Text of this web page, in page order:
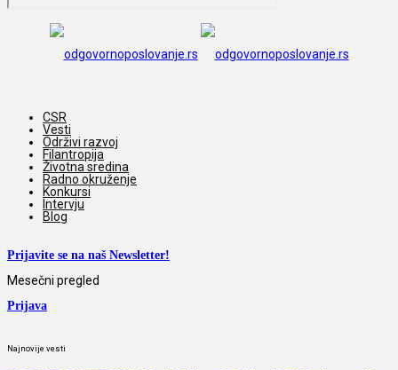
CSR
Vesti
Održivi razvoj
Filantropija
Životna sredina
Radno okruženje
Konkursi
Intervju
Blog
Prijavite se na naš Newsletter!
Mesečni pregled
Prijava
Najnovije vesti